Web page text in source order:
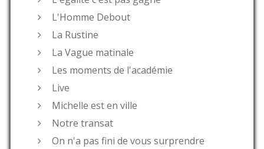
L'Homme Debout
La Rustine
La Vague matinale
Les moments de l'académie
Live
Michelle est en ville
Notre transat
On n'a pas fini de vous surprendre